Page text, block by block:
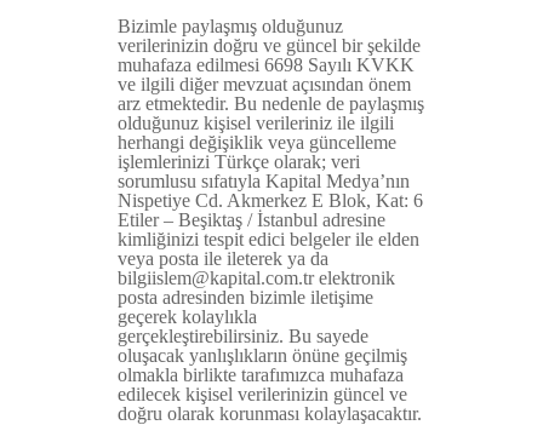
Bizimle paylaşmış olduğunuz
verilerinizin doğru ve güncel bir şekilde
muhafaza edilmesi 6698 Sayılı KVKK
ve ilgili diğer mevzuat açısından önem
arz etmektedir. Bu nedenle de paylaşmış
olduğunuz kişisel verileriniz ile ilgili
herhangi değişiklik veya güncelleme
işlemlerinizi Türkçe olarak; veri
sorumlusu sıfatıyla Kapital Medya’nın
Nispetiye Cd. Akmerkez E Blok, Kat: 6
Etiler – Beşiktaş / İstanbul adresine
kimliğinizi tespit edici belgeler ile elden
veya posta ile ileterek ya da
bilgiislem@kapital.com.tr elektronik
posta adresinden bizimle iletişime
geçerek kolaylıkla
gerçekleştirebilirsiniz. Bu sayede
oluşacak yanlışlıkların önüne geçilmiş
olmakla birlikte tarafımızca muhafaza
edilecek kişisel verilerinizin güncel ve
doğru olarak korunması kolaylaşacaktır.